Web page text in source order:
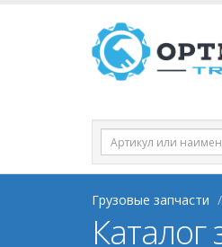
Грузовые запчасти
Каталог